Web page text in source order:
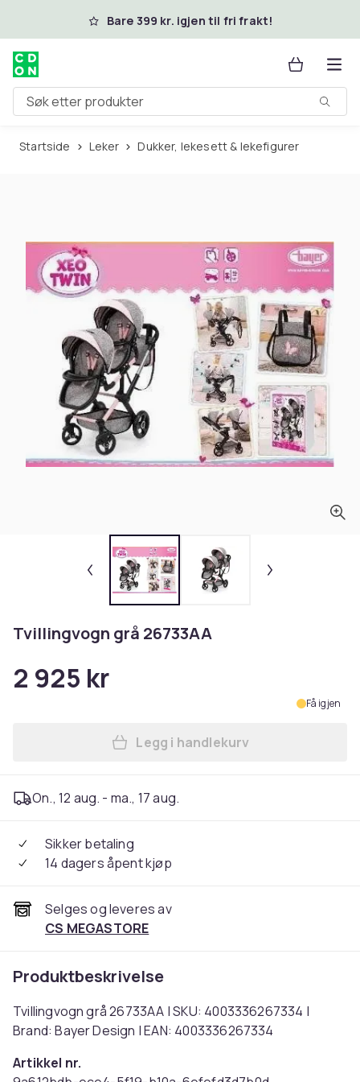
Hopp til hovedinnholdBare 399 kr. igjen til fri frakt!
Søk etter produkter
Startside Leker Dukker, lekesett & lekefigurer
Tvillingvogn grå 26733AA
2 925 kr
Få igjen
Legg Tvillingvogn grå
Legg i handlekurv
On., 12 aug. - ma., 17 aug.
Sikker betaling
14 dagers åpent kjøp
Selges og leveres av
CS MEGASTORE
Produktbeskrivelse
Tvillingvogn grå 26733AA | SKU: 4003336267334 |
Brand: Bayer Design | EAN: 4003336267334
Artikkel nr.